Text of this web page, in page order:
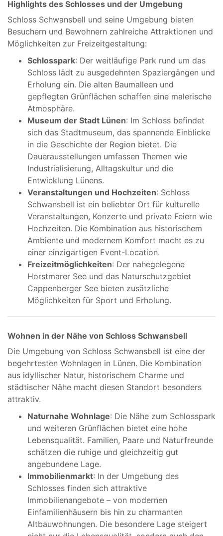
Highlights des Schlosses und der Umgebung
Schloss Schwansbell und seine Umgebung bieten
Besuchern und Bewohnern zahlreiche Attraktionen und
Möglichkeiten zur Freizeitgestaltung:
Schlosspark: Der weitläufige Park rund um das
Schloss lädt zu ausgedehnten Spaziergängen und
Erholung ein. Die alten Baumalleen und
gepflegten Grünflächen schaffen eine malerische
Atmosphäre.
Museum der Stadt Lünen: Im Schloss befindet
sich das Stadtmuseum, das spannende Einblicke
in die Geschichte der Region bietet. Die
Dauerausstellungen umfassen Themen wie
Industrialisierung, Alltagskultur und die
Entwicklung Lünens.
Veranstaltungen und Hochzeiten: Schloss
Schwansbell ist ein beliebter Ort für kulturelle
Veranstaltungen, Konzerte und private Feiern wie
Hochzeiten. Die Kombination aus historischem
Ambiente und modernem Komfort macht es zu
einer einzigartigen Event-Location.
Freizeitmöglichkeiten: Der nahegelegene
Horstmarer See und das Naturschutzgebiet
Cappenberger See bieten zusätzliche
Möglichkeiten für Sport und Erholung.
Wohnen in der Nähe von Schloss Schwansbell
Die Umgebung von Schloss Schwansbell ist eine der
begehrtesten Wohnlagen in Lünen. Die Kombination
aus idyllischer Natur, historischem Charme und
städtischer Nähe macht diesen Standort besonders
attraktiv.
Naturnahe Wohnlage: Die Nähe zum Schlosspark
und weiteren Grünflächen bietet eine hohe
Lebensqualität. Familien, Paare und Naturfreunde
schätzen die ruhige und gleichzeitig gut
angebundene Lage.
Immobilienmarkt: In der Umgebung des
Schlosses finden sich attraktive
Immobilienangebote – von modernen
Einfamilienhäusern bis hin zu charmanten
Altbauwohnungen. Die besondere Lage steigert